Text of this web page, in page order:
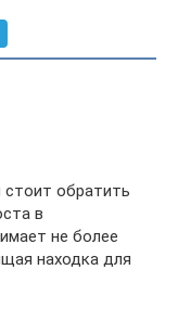
обратить
в
не более
находка для